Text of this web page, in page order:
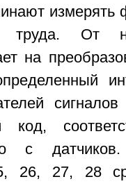
измерять
труда. От
на
код,
с
26, 27, 28